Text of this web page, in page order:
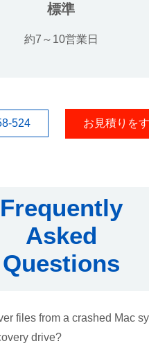
標準
約7～10営業日
524 お見積りを
Frequently
Asked
Questions
files from a crashed Mac
drive?